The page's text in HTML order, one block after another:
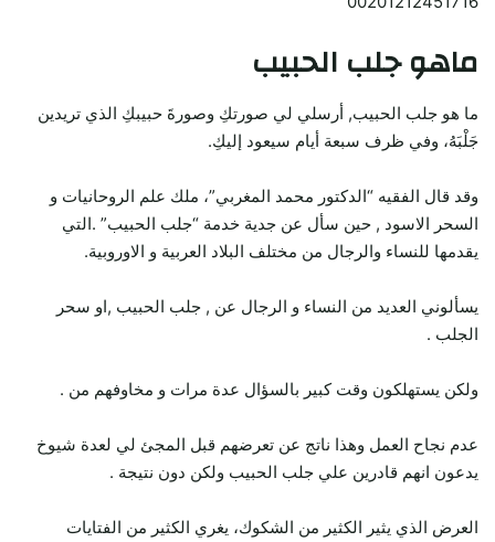
ماهو جلب الحبيب
ما هو جلب الحبيب, أرسلي لي صورتكِ وصورةَ حبيبكِ الذي تريدين
جَلْبَهُ، وفي ظرف سبعة أيام سيعود إليكِ.
وقد قال الفقيه “الدكتور محمد المغربي”، ملك علم الروحانيات و
السحر الاسود , حين سأل عن جدية خدمة “جلب الحبيب” .التي
يقدمها للنساء والرجال من مختلف البلاد العربية و الاوروبية.
يسألوني العديد من النساء و الرجال عن , جلب الحبيب ,او سحر
الجلب .
ولكن يستهلكون وقت كبير بالسؤال عدة مرات و مخاوفهم من .
عدم نجاح العمل وهذا ناتج عن تعرضهم قبل المجئ لي لعدة شيوخ
يدعون انهم قادرين علي جلب الحبيب ولكن دون نتيجة .
العرض الذي يثير الكثير من الشكوك، يغري الكثير من الفتايات